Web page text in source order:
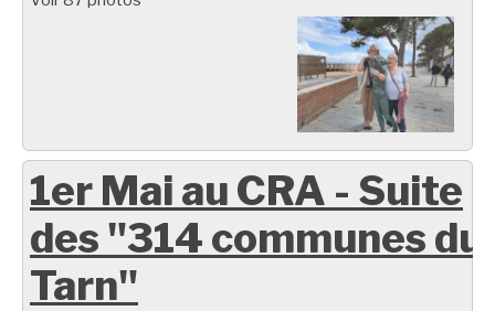
1er Mai au CRA - Suite
des "314 communes du
Tarn"